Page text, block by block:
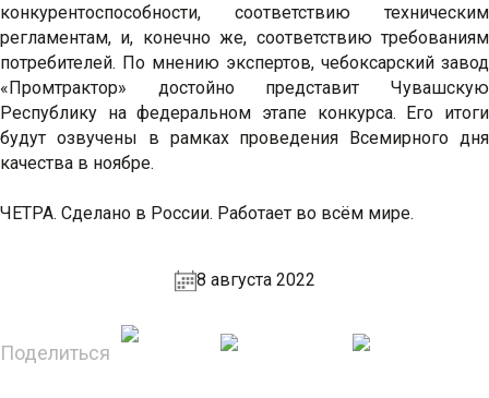
конкурентоспособности, соответствию техническим
регламентам, и, конечно же, соответствию требованиям
потребителей. По мнению экспертов, чебоксарский завод
«Промтрактор» достойно представит Чувашскую
Республику на федеральном этапе конкурса. Его итоги
будут озвучены в рамках проведения Всемирного дня
качества в ноябре.
ЧЕТРА. Сделано в России. Работает во всём мире.
Поделиться
8 августа 2022